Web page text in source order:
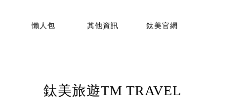
懶人包 其他資訊 鈦美官網
鈦美旅遊TM TRAVEL